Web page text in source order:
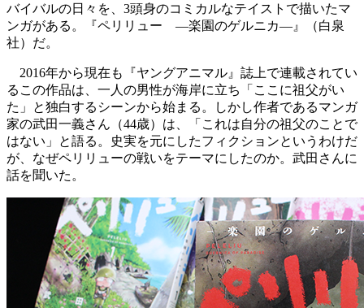
バイバルの日々を、3頭身のコミカルなテイストで描いたマ
ンガがある。『ペリリュー ―楽園のゲルニカ―』（白泉
社）だ。
2016年から現在も『ヤングアニマル』誌上で連載されてい
るこの作品は、一人の男性が海岸に立ち「ここに祖父がい
た」と独白するシーンから始まる。しかし作者であるマンガ
家の武田一義さん（44歳）は、「これは自分の祖父のことで
はない」と語る。史実を元にしたフィクションというわけだ
が、なぜペリリューの戦いをテーマにしたのか。武田さんに
話を聞いた。